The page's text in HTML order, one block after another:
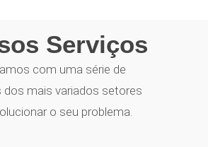
Serviços
com uma série de
dos mais variados setores
o seu problema.